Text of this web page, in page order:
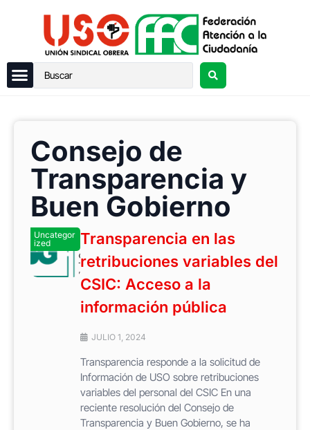
Consejo de
Transparencia y
Buen Gobierno
Uncategor
ized
Transparencia en las
retribuciones variables del
CSIC: Acceso a la
información pública
JULIO 1, 2024
Transparencia responde a la solicitud de
Información de USO sobre retribuciones
variables del personal del CSIC En una
reciente resolución del Consejo de
Transparencia y Buen Gobierno, se ha